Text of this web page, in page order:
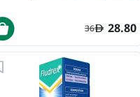
28.80
36